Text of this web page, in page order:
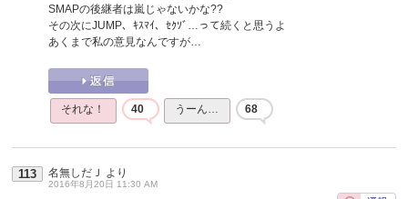
SMAPの後継者は嵐じゃないかな??
その次にJUMP、ｷｽﾏｲ、ｾｸｿﾞ…って続くと思うよ
あくまで私の意見なんですが…
それな！ 40 うーん… 68
113 名無しだＪ より
2016年8月20日 11:30 AM